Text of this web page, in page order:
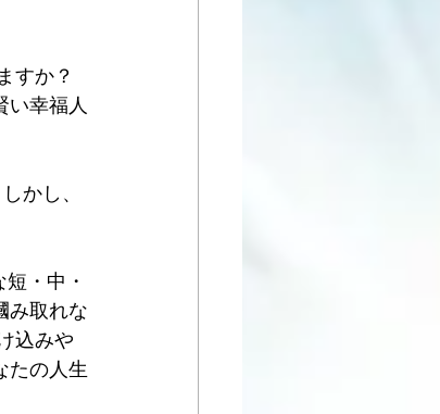
すか？
い幸福人
かし、
・中・
み取れな
込みや
たの人生